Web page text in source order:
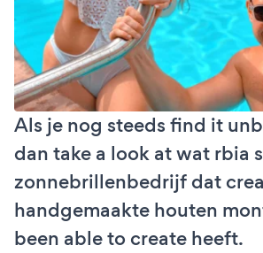
Als je nog steeds find it
dan take a look at wat rbia
zonnebrillenbedrijf dat
handgemaakte houten
been able to create heeft.